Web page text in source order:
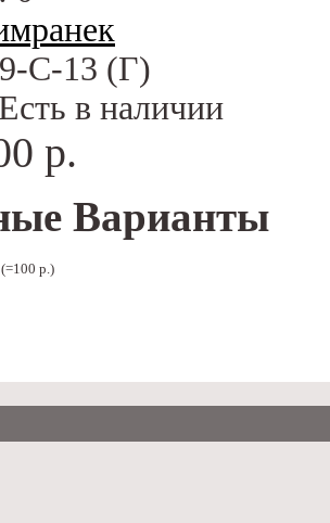
С-13 (Г)
Есть в наличии
р.
Варианты
р.)